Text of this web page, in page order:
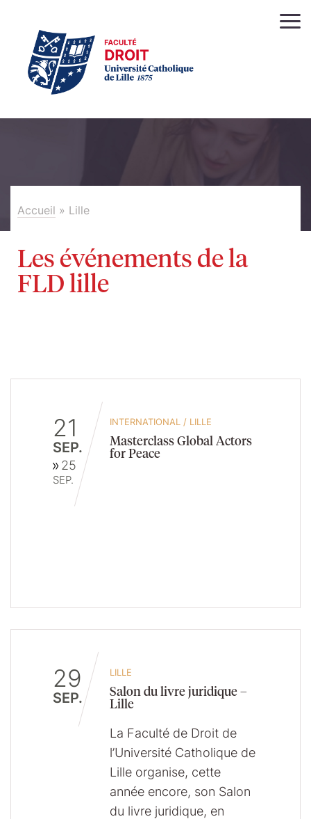
Accueil » Lille
Les événements de la
FLD lille
21
SEP.
25
SEP.
INTERNATIONAL / LILLE
Masterclass Global Actors
for Peace
29
SEP.
LILLE
Salon du livre juridique –
Lille
La Faculté de Droit de
l’Université Catholique de
Lille organise, cette
année encore, son Salon
du livre juridique, en